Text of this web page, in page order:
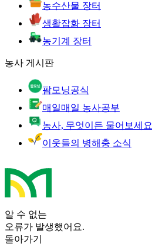
농수산물 장터
생활잡화 장터
농기계 장터
농사 게시판
팜모닝공식
매일매일 농사공부
농사, 무엇이든 물어보세요
이웃들의 병해충 소식
알 수 없는
오류가 발생했어요.
돌아가기